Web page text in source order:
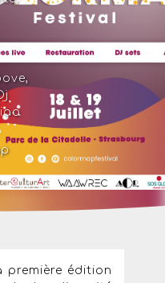
première édition